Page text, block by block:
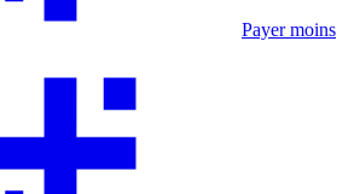
Payer moins